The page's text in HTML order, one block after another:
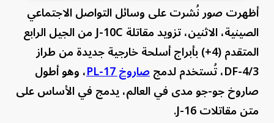
أظهرت صور نُشرت على وسائل التواصل الاجتماعي
الصينية، الاثنين، تزويد مقاتلة J-10C من الجيل الرابع
المتقدم (4+) بأبراج أسلحة خارجية جديدة من طراز
DF-4/3، تُستخدم لدمج
صاروخ PL-17
، وهو أطول
صاروخ جو-جو مدى في العالم، يدمج في الأساس على
متن مقاتلات J-16.